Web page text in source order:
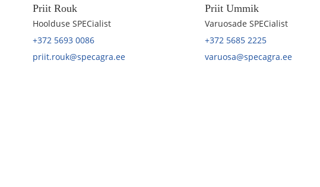
Priit Rouk
Hoolduse SPECialist
+372 5693 0086
priit.rouk@specagra.ee
Priit Ummik
Varuosade SPECialist
+372 5685 2225
varuosa@specagra.ee